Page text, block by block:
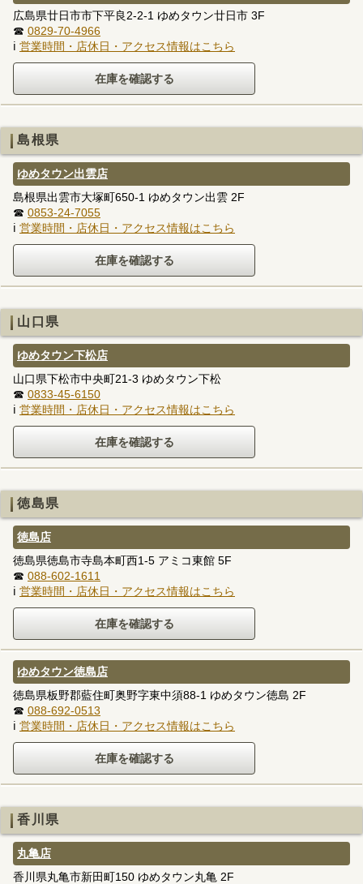
広島県廿日市市下平良2-2-1 ゆめタウン廿日市 3F
☎ 0829-70-4966
ℹ 営業時間・店休日・アクセス情報はこちら
島根県
ゆめタウン出雲店
島根県出雲市大塚町650-1 ゆめタウン出雲 2F
☎ 0853-24-7055
ℹ 営業時間・店休日・アクセス情報はこちら
山口県
ゆめタウン下松店
山口県下松市中央町21-3 ゆめタウン下松
☎ 0833-45-6150
ℹ 営業時間・店休日・アクセス情報はこちら
徳島県
徳島店
徳島県徳島市寺島本町西1-5 アミコ東館 5F
☎ 088-602-1611
ℹ 営業時間・店休日・アクセス情報はこちら
ゆめタウン徳島店
徳島県板野郡藍住町奥野字東中須88-1 ゆめタウン徳島 2F
☎ 088-692-0513
ℹ 営業時間・店休日・アクセス情報はこちら
香川県
丸亀店
香川県丸亀市新田町150 ゆめタウン丸亀 2F